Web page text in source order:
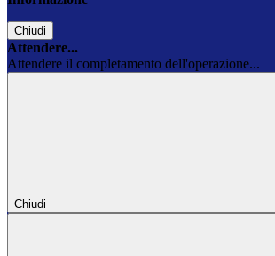
Chiudi
Attendere...
Attendere il completamento dell'operazione...
Chiudi